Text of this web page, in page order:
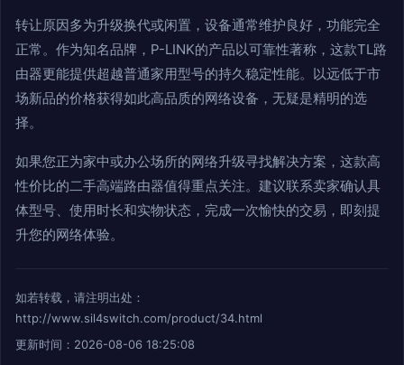
转让原因多为升级换代或闲置，设备通常维护良好，功能完全
正常。作为知名品牌，P-LINK的产品以可靠性著称，这款TL路
由器更能提供超越普通家用型号的持久稳定性能。以远低于市
场新品的价格获得如此高品质的网络设备，无疑是精明的选
择。
如果您正为家中或办公场所的网络升级寻找解决方案，这款高
性价比的二手高端路由器值得重点关注。建议联系卖家确认具
体型号、使用时长和实物状态，完成一次愉快的交易，即刻提
升您的网络体验。
如若转载，请注明出处：
http://www.sil4switch.com/product/34.html
更新时间：2026-08-06 18:25:08